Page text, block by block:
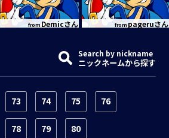
fromDemicさん from pageruさん
Search by nickname
ニックネームから探す
73 74 75 76
78 79 80